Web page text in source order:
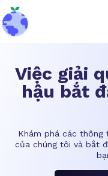
back to home
Việc giải
hậu bắt
Khám phá các thông
của chúng tôi và bắt